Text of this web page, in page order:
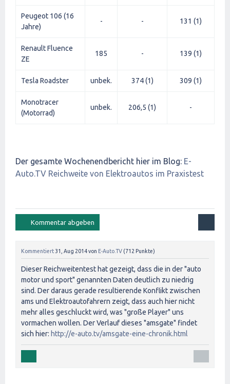
Peugeot 106 (16
Jahre)
- - 131 (1)
Renault Fluence
ZE
185 - 139 (1)
Tesla Roadster unbek. 374 (1) 309 (1)
Monotracer
(Motorrad)
unbek. 206,5 (1) -
Der gesamte Wochenendbericht hier im Blog: E-
Auto.TV Reichweite von Elektroautos im Praxistest
Kommentiert 31, Aug 2014von E-Auto.TV (712 Punkte)
Dieser Reichweitentest hat gezeigt, dass die in der "auto
motor und sport" genannten Daten deutlich zu niedrig
sind. Der daraus gerade resultierende Konflikt zwischen
ams und Elektroautofahrern zeigt, dass auch hier nicht
mehr alles geschluckt wird, was "große Player" uns
vormachen wollen. Der Verlauf dieses "amsgate" findet
sich hier: http://e-auto.tv/amsgate-eine-chronik.html